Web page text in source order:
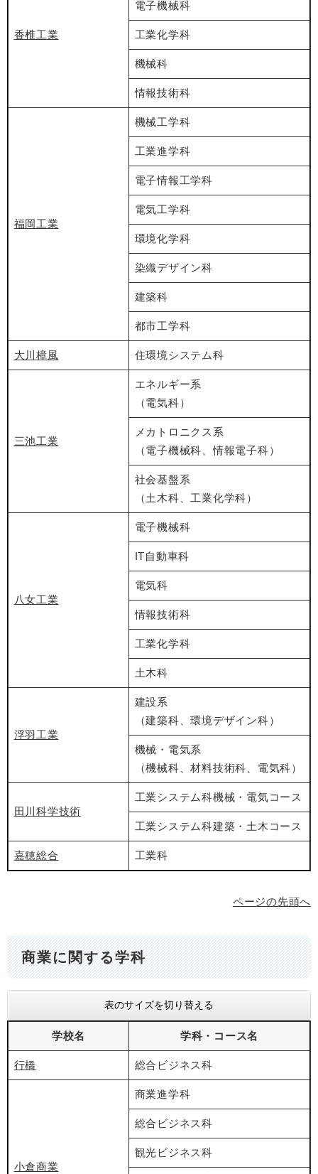
香椎工業
電子機械科
工業化学科
機械科
情報技術科
福岡工業
機械工学科
工業進学科
電子情報工学科
電気工学科
環境化学科
染織デザイン科
建築科
都市工学科
大川樟風 住環境システム科
三池工業
エネルギー系
（電気科）
メカトロニクス系
（電子機械科、情報電子科）
社会基盤系
（土木科、工業化学科）
八女工業
電子機械科
IT自動車科
電気科
情報技術科
工業化学科
土木科
浮羽工業
建設系
（建築科、環境デザイン科）
機械・電気系
（機械科、材料技術科、電気科）
田川科学技術
工業システム科機械・電気コース
工業システム科建築・土木コース
嘉穂総合 工業科
ページの先頭へ
商業に関する学科
表のサイズを切り替える
学校名 学科・コース名
行橋 総合ビジネス科
小倉商業
商業進学科
総合ビジネス科
観光ビジネス科